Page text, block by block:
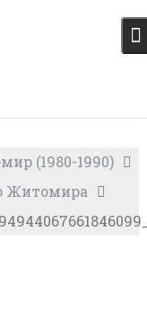
(1980-1990)
Житомира